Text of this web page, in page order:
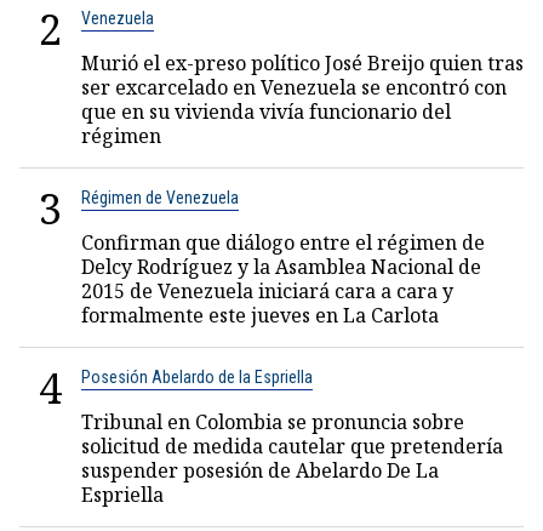
2 Venezuela
Murió el ex-preso político José Breijo quien tras
ser excarcelado en Venezuela se encontró con
que en su vivienda vivía funcionario del
régimen
3 Régimen de Venezuela
Confirman que diálogo entre el régimen de
Delcy Rodríguez y la Asamblea Nacional de
2015 de Venezuela iniciará cara a cara y
formalmente este jueves en La Carlota
4 Posesión Abelardo de la Espriella
Tribunal en Colombia se pronuncia sobre
solicitud de medida cautelar que pretendería
suspender posesión de Abelardo De La
Espriella